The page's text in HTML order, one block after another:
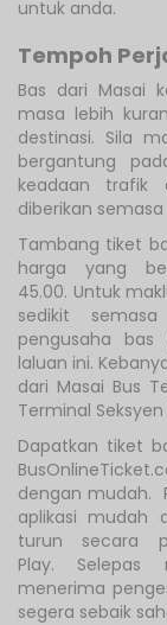
untuk anda.
Tempoh
Bas dari Masai
masa lebih
destinasi. Sila
bergantung
keadaan trafik
diberikan
Tambang tiket
harga yang
45.00. Untuk
sedikit
pengusaha bas
laluan ini.
dari Masai Bus
Terminal Seksyen
Dapatkan tiket
dengan mudah.
aplikasi mudah
turun secara
Play. Selepas
menerima
segera sebaik